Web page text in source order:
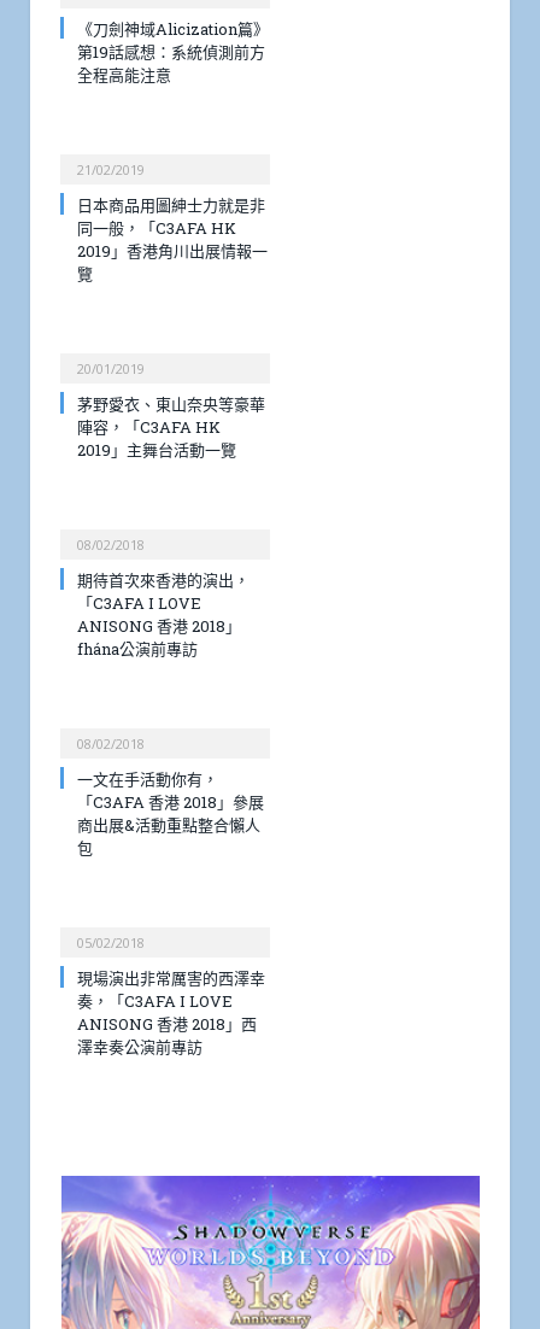
《刀劍神域Alicization篇》
第19話感想：系統偵測前方
全程高能注意
21/02/2019
日本商品用圖紳士力就是非
同一般，「C3AFA HK
2019」香港角川出展情報一
覽
20/01/2019
茅野愛衣、東山奈央等豪華
陣容，「C3AFA HK
2019」主舞台活動一覽
08/02/2018
期待首次來香港的演出，
「C3AFA I LOVE
ANISONG 香港 2018」
fhána公演前專訪
08/02/2018
一文在手活動你有，
「C3AFA 香港 2018」參展
商出展&活動重點整合懶人
包
05/02/2018
現場演出非常厲害的西澤幸
奏，「C3AFA I LOVE
ANISONG 香港 2018」西
澤幸奏公演前專訪